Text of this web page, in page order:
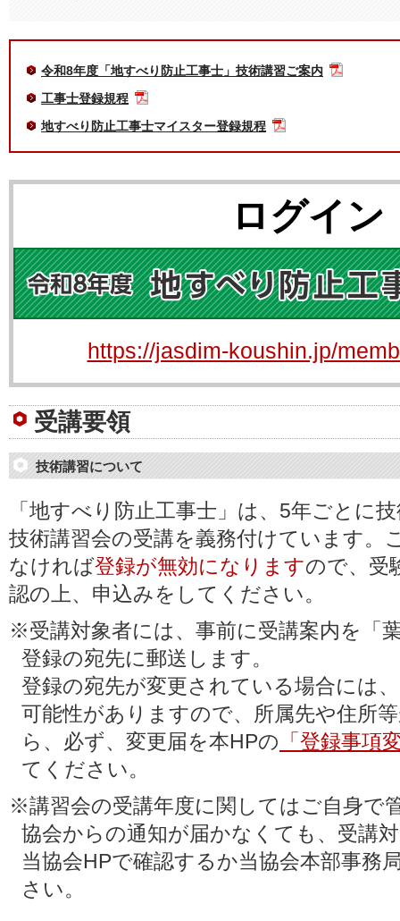
令和8年度「地すべり防止工事士」技術講習ご案内
工事士登録規程
地すべり防止工事士マイスター登録規程
ログイン
https://jasdim-koushin.jp/
受講要領
技術講習について
「地すべり防止工事士」は、5年ごとに
技術講習会の受講を義務付けています。
なければ登録が無効になりますので、受
認の上、申込みをしてください。
※受講対象者には、事前に受講案内を「
登録の宛先に郵送します。
登録の宛先が変更されている場合には
可能性がありますので、所属先や住所
ら、必ず、変更届を本HPの 「登録事項
てください。
※講習会の受講年度に関してはご自身で
協会からの通知が届かなくても、受講
当協会HPで確認するか当協会本部事務
さい。